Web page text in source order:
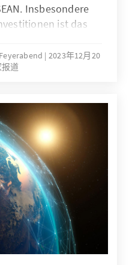
mächtige rechte
stehen uns vier
auf die sich die
im Nahen Osten,
Insbesondere
ist das
aufweist,
investieren.
seit Januar 2023
der jüngsten
Diligence
nur auf die
eines Landes an.
der
eine
2023年12月20
报道